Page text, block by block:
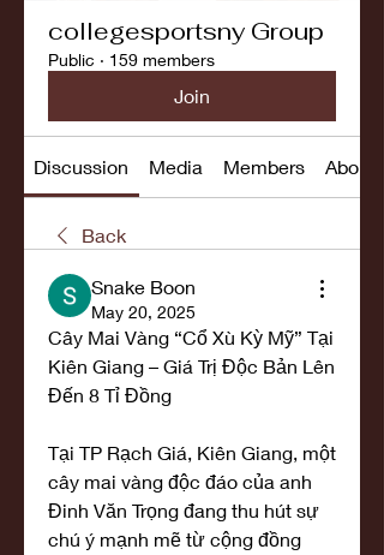
collegesportsny Group
Public · 159 members
Join
Discussion Media Members About
Back
Snake Boon
May 20, 2025
Cây Mai Vàng “Cổ Xù Kỳ Mỹ” Tại
Kiên Giang – Giá Trị Độc Bản Lên
Đến 8 Tỉ Đồng
Tại TP Rạch Giá, Kiên Giang, một
cây mai vàng độc đáo của anh
Đinh Văn Trọng đang thu hút sự
chú ý mạnh mẽ từ cộng đồng